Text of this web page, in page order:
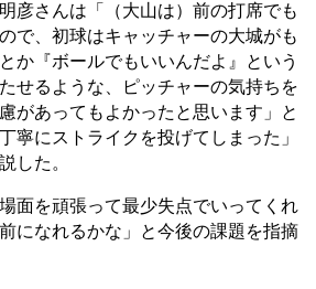
彦さんは「（大山は）前の打席でも
で、初球はキャッチャーの大城がも
か『ボールでもいいんだよ』という
せるような、ピッチャーの気持ちを
があってもよかったと思います」と
寧にストライクを投げてしまった」
した。
面を頑張って最少失点でいってくれ
になれるかな」と今後の課題を指摘